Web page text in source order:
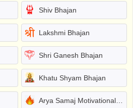
Shiv Bhajan
Lakshmi Bhajan
Shri Ganesh Bhajan
Khatu Shyam Bhajan
Arya Samaj Motivational Bhajans